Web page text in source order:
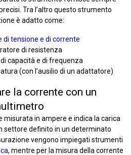
Tra l’altro questo strumento
è adatto come:
di tensione e di corrente
di resistenza
capacità e di frequenza
(con l’ausilio di un adattatore)
la corrente con un
misurata in ampere e indica la carica
settore definito in un determinato
vengono impiegati strumenti
, mentre per la misura della corrente